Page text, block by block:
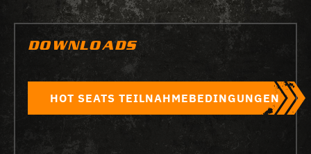
DOWNLOADS
HOT SEATS TEILNAHMEBEDINGUNGEN